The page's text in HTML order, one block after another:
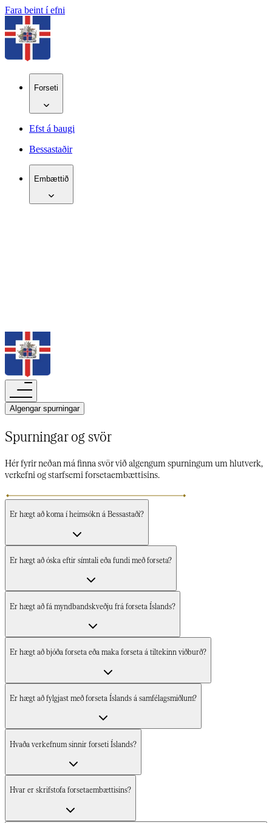
Fara beint í efni
Forseti
Efst á baugi
Bessastaðir
Embættið
Algengar spurningar​​​​‌ ‍ ​‍​‍‌‍ ‌ ​‍‌‍‍‌‌‍‌ ‌‍‍‌‌‍ ‍​‍​‍​ ‍‍​‍​‍‌ ​ ‌‍​‌‌‍ ‍‌‍‍‌‌ ‌​‌ ‍‌​‍ ‍‌‍‍‌‌‍ ​‍​‍​‍ ​​‍​‍‌‍‍​‌ ​‍‌‍‌‌‌‍‌‍​‍​‍​ ‍‍​‍​‍‌‍‍​‌ ‌​‌ ‌​‌ ​​‌ ​ ​‍ ​‍ ‌‍‌‍‌‍ ‌ ​‍‌ ​ ‌‍‌‌‌ ‌​‌‍‍‌​‍ ‌‌‍‍‌‌ ​ ‌‍ ​‌‍​‌‌‍ ‍‌‍‌​‌ ​ ​‍ ‍‌ ‌‍‌‍‌‌‌ ​‍‌‍​ ‌‍‌‌‌‍ ​​‍ ‍‌‍​‌‌ ​​‌ ​​​‍ ‌ ​ ‌ ‌​‌ ‌‌‌‍‌​‌‍‍‌‌‍ ​‍ ‌‍‍‌‌‍ ‍‌ ‌​‌‍‌‌‌‍ ‍‌ ‌​​‍ ‌‍‌‌‌‍‌​‌‍‍‌‌ ‌​​‍ ‌‍ ‌‌‍ ‌‍‌​‌‍‌‌​ ‌‌ ​​‌ ​‍‌‍‌‌‌ ​ ‌‍‌‌‌‍ ‍‌ ‌​‌‍​‌‌ ‌​‌‍‍‌‌‍ ‌‍ ‍​ ‍ ‌‍‍‌‌‍‌​​ ‌‌‍​‌​ ​‍‌‍​‌​ ‌​​ ‌‌​ ‍‌‌‍‌‍‌‍​‌​‍ ‌​ ​ ​ ‍​​ ​‍​ ​‌​‍ ‌​ ‌​​ ‍‌‌‍‌‌‌‍‌‌​‍ ‌‌‍​‌​ ​ ‌‍​‍‌‍​‍​‍ ‌​ ‌‍​ ‍‌​ ​‍​ ‍​‌‍​ ‌‍​‍​ ​‌‌‍‌​‌‍​ ​ ​​​ ‌​​ ‌‍​ ‍ ‌ ‌​‌ ‍‌‌ ​​‌‍‌‌​ ‌‌ ‌​‌‍​‌‌‍‌ ​ ‍ ‌ ​​‌‍​‌‌ ‌​‌‍‍​​ ‌‌ ‌​‌‍‍‌‌ ‌​‌‍ ​‌‍‌‌​ ‌‍​‍‌‍​‌‌ ​ ‌‍‌‌‌‌‌‌‌ ​‍‌‍ ​​ ‌‌‍‍​‌ ‌​‌ ‌​‌ ​​‌ ​ ​‍‌‌​ ​‍‌​‌‍​‍‌‌​ ​‍‌​‌‍‌‍‌‍‌‍ ‌ ​‍‌ ​ ‌‍‌‌‌ ‌​‌‍‍‌​‍ ‌‌‍‍‌‌ ​ ‌‍ ​‌‍​‌‌‍ ‍‌‍‌​‌ ​ ​‍ ‍‌ ‌‍‌‍‌‌‌ ​‍‌‍​ ‌‍‌‌‌‍ ​​‍ ‍‌‍​‌‌ ​​‌ ​​​‍‌‌​ ​‍‌​‌‍‌ ​ ‌ ‌​‌ ‌‌‌‍‌​‌‍‍‌‌‍ ​‍‌‍‌‍‍‌‌‍‌​​ ‌‌‍​‌​ ​‍‌‍​‌​ ‌​​ ‌‌​ ‍‌‌‍‌‍‌‍​‌​‍ ‌​ ​ ​ ‍​​ ​‍​ ​‌​‍ ‌​ ‌​​ ‍‌‌‍‌‌‌‍‌‌​‍ ‌‌‍​‌​ ​ ‌‍​‍‌‍​‍​‍ ‌​ ‌‍​ ‍‌​ ​‍​ ‍​‌‍​ ‌‍​‍​ ​‌‌‍‌​‌‍​ ​ ​​​ ‌​​ ‌‍​‍‌‍‌ ‌​‌ ‍‌‌ ​​‌‍‌‌​ ‌‌ ‌​‌‍​‌‌‍‌ ​‍‌‍‌ ​​‌‍​‌‌ ‌​‌‍‍​​ ‌‌ ‌​‌‍‍‌‌ ‌​‌‍ ​‌‍‌‌​‍‌‍‌ ​​‌‍‌‌‌ ​‍‌ ​ ‌ ​​‌‍‌‌‌‍​ ‌ ‌​‌‍‍‌‌ ‌‍‌‍‌‌​ ‌‌ ​​‌ ‌‌‌‍​‍‌‍ ​‌‍‍‌‌ ​ ‌‍‍​‌‍‌‌‌‍‌​​‍​‍‌ ‌
Spurningar og svör​​​​‌ ‍ ​‍​‍‌‍ ‌ ​‍‌‍‍‌‌‍‌ ‌‍‍‌‌‍ ‍​‍​‍​ ‍‍​‍​‍‌ ​ ‌‍​‌‌‍ ‍‌‍‍‌‌ ‌​‌ ‍‌​‍ ‍‌‍‍‌‌‍ ​‍​‍​‍ ​​‍​‍‌‍‍​‌ ​‍‌‍‌‌‌‍‌‍​‍​‍​ ‍‍​‍​‍‌‍‍​‌ ‌​‌ ‌​‌ ​​‌ ​ ​‍ ​‍ ‌‍‌‍‌‍ ‌ ​‍‌ ​ ‌‍‌‌‌ ‌​‌‍‍‌​‍ ‌‌‍‍‌‌ ​ ‌‍ ​‌‍​‌‌‍ ‍‌‍‌​‌ ​ ​‍ ‍‌ ‌‍‌‍‌‌‌ ​‍‌‍​ ‌‍‌‌‌‍ ​​‍ ‍‌‍​‌‌ ​​‌ ​​​‍ ‌ ​ ‌ ‌​‌ ‌‌‌‍‌​‌‍‍‌‌‍ ​‍ ‌‍‍‌‌‍ ‍‌ ‌​‌‍‌‌‌‍ ‍‌ ‌​​‍ ‌‍‌‌‌‍‌​‌‍‍‌‌ ‌​​‍ ‌‍ ‌‌‍ ‌‍‌​‌‍‌‌​ ‌‌ ​​‌ ​‍‌‍‌‌‌ ​ ‌‍‌‌‌‍ ‍‌ ‌​‌‍​‌‌ ‌​‌‍‍‌‌‍ ‌‍ ‍​ ‍ ‌‍‍‌‌‍‌​​ ‌‌‍​‍​ ​​‌‍‌‌​ ​‍‌‍​‌​ ‌​‌‍​‍​ ‌ ​‍ ‌‌‍​‌​ ‌ ‌‍​‍‌‍‌‍​‍ ‌​ ‌​​ ​ ‌‍​ ​ ​‌​‍ ‌​ ‍‌‌‍‌‌​ ​‍​ ‌ ​‍ ‌​ ​ ​ ‌‌​ ‍‌​ ‌‍‌‍​‍‌‍‌‌‌‍‌‍​ ‍‌‌‍‌​​ ​ ​ ​​​ ​ ​ ‍ ‌ ‌​‌ ‍‌‌ ​​‌‍‌‌​ ‌‌ ​​‌‍​‌‌‍‌ ‌‍‌‌​ ‍ ‌ ​​‌‍​‌‌ ‌​‌‍‍​​ ‌‌ ​​‌‍​‌‌‍‌ ‌‍‌‌‌​​‍‌ ‌‌‌‍‍‌‌‍ ​‌‍‌​‌‍‌‌‌ ​‍​‍‌‌​ ‌‌‌​​‍‌‌ ‌‍‍ ‌‍‌‌‌ ‍‌​‍‌‌​ ​ ‌​‌​​‍‌‌​ ​ ‌​‌​​‍‌‌​ ​‍​ ​‍‌‍​‍‌‍​ ‌‍‌‌‌‍‌‌‌‍‌‍‌‍​‍​ ​‌‌‍‌​‌‍‌‍​ ​​​ ‍‌​ ​​​‍‌‌​ ​‍​ ​‍​‍‌‌​ ‌‌‌​‌​​‍ ‍‌ ‌​‌‍‍‌‌ ‌​‌‍ ​‌‍‌‌​ ‌‍​‍‌‍​‌‌ ​ ‌‍‌‌‌‌‌‌‌ ​‍‌‍ ​​ ‌‌‍‍​‌ ‌​‌ ‌​‌ ​​‌ ​ ​‍‌‌​ ​‍‌​‌‍​‍‌‌​ ​‍‌​‌‍‌‍‌‍‌‍ ‌ ​‍‌ ​ ‌‍‌‌‌ ‌​‌‍‍‌​‍ ‌‌‍‍‌‌ ​ ‌‍ ​‌‍​‌‌‍ ‍‌‍‌​‌ ​ ​‍ ‍‌ ‌‍‌‍‌‌‌ ​‍‌‍​ ‌‍‌‌‌‍ ​​‍ ‍‌‍​‌‌ ​​‌ ​​​‍‌‌​ ​‍‌​‌‍‌ ​ ‌ ‌​‌ ‌‌‌‍‌​‌‍‍‌‌‍ ​‍‌‍‌‍‍‌‌‍‌​​ ‌‌‍​‍​ ​​‌‍‌‌​ ​‍‌‍​‌​ ‌​‌‍​‍​ ‌ ​‍ ‌‌‍​‌​ ‌ ‌‍​‍‌‍‌‍​‍ ‌​ ‌​​ ​ ‌‍​ ​ ​‌​‍ ‌​ ‍‌‌‍‌‌​ ​‍​ ‌ ​‍ ‌​ ​ ​ ‌‌​ ‍‌​ ‌‍‌‍​‍‌‍‌‌‌‍‌‍​ ‍‌‌‍‌​​ ​ ​ ​​​ ​ ​‍‌‍‌ ‌​‌ ‍‌‌ ​​‌‍‌‌​ ‌‌ ​​‌‍​‌‌‍‌ ‌‍‌‌​‍‌‍‌ ​​‌‍​‌‌ ‌​‌‍‍​​ ‌‌ ​​‌‍​‌‌‍‌ ‌‍‌‌‌​​‍‌ ‌‌‌‍‍‌‌‍ ​‌‍‌​‌‍‌‌‌ ​‍​‍‌‌​ ‌‌‌​​‍‌‌ ‌‍‍ ‌‍‌‌‌ ‍‌​‍‌‌​ ​ ‌​‌​​‍‌‌​ ​ ‌​‌​​‍‌‌​ ​‍​ ​‍‌‍​‍‌‍​ ‌‍‌‌‌‍‌‌‌‍‌‍‌‍​‍​ ​‌‌‍‌​‌‍‌‍​ ​​​ ‍‌​ ​​​‍‌‌​ ​‍​ ​‍​‍‌‌​ ‌‌‌​‌​​‍ ‍‌ ‌​‌‍‍‌‌ ‌​‌‍ ​‌‍‌‌​‍‌‍‌ ​​‌‍‌‌‌ ​‍‌ ​ ‌ ​​‌‍‌‌‌‍​ ‌ ‌​‌‍‍‌‌ ‌‍‌‍‌‌​ ‌‌ ​​‌ ‌‌‌‍​‍‌‍ ​‌‍‍‌‌ ​ ‌‍‍​‌‍‌‌‌‍‌​​‍​‍‌ ‌
Hér fyrir neðan má finna svör við algengum spurningum um hlutverk,
verkefni og starfsemi forsetaembættisins.​​​​‌ ‍ ​‍​‍‌‍ ‌ ​‍‌‍‍‌‌‍‌ ‌‍‍‌‌‍ ‍​‍​‍​ ‍‍​‍​‍‌ ​ ‌‍​‌‌‍ ‍‌‍‍‌‌ ‌​‌ ‍‌​‍ ‍‌‍‍‌‌‍ ​‍​‍​‍ ​​‍​‍‌‍‍​‌ ​‍‌‍‌‌‌‍‌‍​‍​‍​ ‍‍​‍​‍‌‍‍​‌ ‌​‌ ‌​‌ ​​‌ ​ ​‍ ​‍ ‌‍‌‍‌‍ ‌ ​‍‌ ​ ‌‍‌‌‌ ‌​‌‍‍‌​‍ ‌‌‍‍‌‌ ​ ‌‍ ​‌‍​‌‌‍ ‍‌‍‌​‌ ​ ​‍ ‍‌ ‌‍‌‍‌‌‌ ​‍‌‍​ ‌‍‌‌‌‍ ​​‍ ‍‌‍​‌‌ ​​‌ ​​​‍ ‌ ​ ‌ ‌​‌ ‌‌‌‍‌​‌‍‍‌‌‍ ​‍ ‌‍‍‌‌‍ ‍‌ ‌​‌‍‌‌‌‍ ‍‌ ‌​​‍ ‌‍‌‌‌‍‌​‌‍‍‌‌ ‌​​‍ ‌‍ ‌‌‍ ‌‍‌​‌‍‌‌​ ‌‌ ​​‌ ​‍‌‍‌‌‌ ​ ‌‍‌‌‌‍ ‍‌ ‌​‌‍​‌‌ ‌​‌‍‍‌‌‍ ‌‍ ‍​ ‍ ‌‍‍‌‌‍‌​​ ‌‌‍​‍​ ​​‌‍‌‌​ ​‍‌‍​‌​ ‌​‌‍​‍​ ‌ ​‍ ‌‌‍​‌​ ‌ ‌‍​‍‌‍‌‍​‍ ‌​ ‌​​ ​ ‌‍​ ​ ​‌​‍ ‌​ ‍‌‌‍‌‌​ ​‍​ ‌ ​‍ ‌​ ​ ​ ‌‌​ ‍‌​ ‌‍‌‍​‍‌‍‌‌‌‍‌‍​ ‍‌‌‍‌​​ ​ ​ ​​​ ​ ​ ‍ ‌ ‌​‌ ‍‌‌ ​​‌‍‌‌​ ‌‌ ​​‌‍​‌‌‍‌ ‌‍‌‌​ ‍ ‌ ​​‌‍​‌‌ ‌​‌‍‍​​ ‌‌ ​​‌‍​‌‌‍‌ ‌‍‌‌‌​​‍‌ ‌‌‌‍‍‌‌‍ ​‌‍‌​‌‍‌‌‌ ​‍​‍‌‌​ ‌‌‌​​‍‌‌ ‌‍‍ ‌‍‌‌‌ ‍‌​‍‌‌​ ​ ‌​‌​​‍‌‌​ ​ ‌​‌​​‍‌‌​ ​‍​ ​‍‌‍​‍‌‍​ ‌‍‌‌‌‍‌‌‌‍‌‍‌‍​‍​ ​‌‌‍‌​‌‍‌‍​ ​​​ ‍‌​ ​​​‍‌‌​ ​‍​ ​‍​‍‌‌​ ‌‌‌​‌​​‍ ‍‌‍‌​‌‍‌‌‌ ​ ‌‍​ ‌ ​‍‌‍‍‌‌ ​​‌ ‌​‌‍‍‌‌‍ ‌‍ ‍​ ‌‍​‍‌‍​‌‌ ​ ‌‍‌‌‌‌‌‌‌ ​‍‌‍ ​​ ‌‌‍‍​‌ ‌​‌ ‌​‌ ​​‌ ​ ​‍‌‌​ ​‍‌​‌‍​‍‌‌​ ​‍‌​‌‍‌‍‌‍‌‍ ‌ ​‍‌ ​ ‌‍‌‌‌ ‌​‌‍‍‌​‍ ‌‌‍‍‌‌ ​ ‌‍ ​‌‍​‌‌‍ ‍‌‍‌​‌ ​ ​‍ ‍‌ ‌‍‌‍‌‌‌ ​‍‌‍​ ‌‍‌‌‌‍ ​​‍ ‍‌‍​‌‌ ​​‌ ​​​‍‌‌​ ​‍‌​‌‍‌ ​ ‌ ‌​‌ ‌‌‌‍‌​‌‍‍‌‌‍ ​‍‌‍‌‍‍‌‌‍‌​​ ‌‌‍​‍​ ​​‌‍‌‌​ ​‍‌‍​‌​ ‌​‌‍​‍​ ‌ ​‍ ‌‌‍​‌​ ‌ ‌‍​‍‌‍‌‍​‍ ‌​ ‌​​ ​ ‌‍​ ​ ​‌​‍ ‌​ ‍‌‌‍‌‌​ ​‍​ ‌ ​‍ ‌​ ​ ​ ‌‌​ ‍‌​ ‌‍‌‍​‍‌‍‌‌‌‍‌‍​ ‍‌‌‍‌​​ ​ ​ ​​​ ​ ​‍‌‍‌ ‌​‌ ‍‌‌ ​​‌‍‌‌​ ‌‌ ​​‌‍​‌‌‍‌ ‌‍‌‌​‍‌‍‌ ​​‌‍​‌‌ ‌​‌‍‍​​ ‌‌ ​​‌‍​‌‌‍‌ ‌‍‌‌‌​​‍‌ ‌‌‌‍‍‌‌‍ ​‌‍‌​‌‍‌‌‌ ​‍​‍‌‌​ ‌‌‌​​‍‌‌ ‌‍‍ ‌‍‌‌‌ ‍‌​‍‌‌​ ​ ‌​‌​​‍‌‌​ ​ ‌​‌​​‍‌‌​ ​‍​ ​‍‌‍​‍‌‍​ ‌‍‌‌‌‍‌‌‌‍‌‍‌‍​‍​ ​‌‌‍‌​‌‍‌‍​ ​​​ ‍‌​ ​​​‍‌‌​ ​‍​ ​‍​‍‌‌​ ‌‌‌​‌​​‍ ‍‌‍‌​‌‍‌‌‌ ​ ‌‍​ ‌ ​‍‌‍‍‌‌ ​​‌ ‌​‌‍‍‌‌‍ ‌‍ ‍​‍‌‍‌ ​​‌‍‌‌‌ ​‍‌ ​ ‌ ​​‌‍‌‌‌‍​ ‌ ‌​‌‍‍‌‌ ‌‍‌‍‌‌​ ‌‌ ​​‌ ‌‌‌‍​‍‌‍ ​‌‍‍‌‌ ​ ‌‍‍​‌‍‌‌‌‍‌​​‍​‍‌ ‌
Er hægt að koma í heimsókn á Bessastaði?​​​​‌ ‍ ​‍​‍‌‍ ‌ ​‍‌‍‍‌‌‍‌ ‌‍‍‌‌‍ ‍​‍​‍​ ‍‍​‍​‍‌ ​ ‌‍​‌‌‍ ‍‌‍‍‌‌ ‌​‌ ‍‌​‍ ‍‌‍‍‌‌‍ ​‍​‍​‍ ​​‍​‍‌‍‍​‌ ​‍‌‍‌‌‌‍‌‍​‍​‍​ ‍‍​‍​‍‌‍‍​‌ ‌​‌ ‌​‌ ​​‌ ​ ​‍ ​‍ ‌‍‌‍‌‍ ‌ ​‍‌ ​ ‌‍‌‌‌ ‌​‌‍‍‌​‍ ‌‌‍‍‌‌ ​ ‌‍ ​‌‍​‌‌‍ ‍‌‍‌​‌ ​ ​‍ ‍‌ ‌‍‌‍‌‌‌ ​‍‌‍​ ‌‍‌‌‌‍ ​​‍ ‍‌‍​‌‌ ​​‌ ​​​‍ ‌ ​ ‌ ‌​‌ ‌‌‌‍‌​‌‍‍‌‌‍ ​‍ ‌‍‍‌‌‍ ‍‌ ‌​‌‍‌‌‌‍ ‍‌ ‌​​‍ ‌‍‌‌‌‍‌​‌‍‍‌‌ ‌​​‍ ‌‍ ‌‌‍ ‌‍‌​‌‍‌‌​ ‌‌ ​​‌ ​‍‌‍‌‌‌ ​ ‌‍‌‌‌‍ ‍‌ ‌​‌‍​‌‌ ‌​‌‍‍‌‌‍ ‌‍ ‍​ ‍ ‌‍‍‌‌‍‌​​ ‌‌‍​‍​ ​​‌‍‌‌​ ​‍‌‍​‌​ ‌​‌‍​‍​ ‌ ​‍ ‌‌‍​‌​ ‌ ‌‍​‍‌‍‌‍​‍ ‌​ ‌​​ ​ ‌‍​ ​ ​‌​‍ ‌​ ‍‌‌‍‌‌​ ​‍​ ‌ ​‍ ‌​ ​ ​ ‌‌​ ‍‌​ ‌‍‌‍​‍‌‍‌‌‌‍‌‍​ ‍‌‌‍‌​​ ​ ​ ​​​ ​ ​ ‍ ‌ ‌​‌ ‍‌‌ ​​‌‍‌‌​ ‌‌ ​​‌‍​‌‌‍‌ ‌‍‌‌​ ‍ ‌ ​​‌‍​‌‌ ‌​‌‍‍​​ ‌‌ ​​‌‍​‌‌‍‌ ‌‍‌‌‌​​‍‌ ‌‌‌‍‍‌‌‍ ​‌‍‌​‌‍‌‌‌ ​‍​‍‌‌​ ‌‌‌​​‍‌‌ ‌‍‍ ‌‍‌‌‌ ‍‌​‍‌‌​ ​ ‌​‌​​‍‌‌​ ​ ‌​‌​​‍‌‌​ ​‍​ ​‍​ ​​​ ‌‍​ ‌‌​ ‌‌‌‍‌​‌‍‌‌‌‍‌‍​ ​​​ ​​​ ‌‌​ ​‌‌‍‌‍​‍‌‌​ ​‍​ ​‍​‍‌‌​ ‌‌‌​‌​​‍ ‍‌ ​‌‌ ‌‌‌‍‌‌‌ ​ ‌ ‌​‌‍‍‌‌‍ ‌‍ ‍‌ ​ ​‍‌‌​ ‌‌‌​​‍‌‌ ‌‍‍ ‌‍‌‌‌ ‍‌​‍‌‌​ ​ ‌​‌​​‍‌‌​ ​ ‌​‌​​‍‌‌​ ​‍​ ​‍‌‍​‍​ ‍‌‌‍​ ​ ‌‍​ ​‌‌‍​ ‌‍‌‍​ ‍​​ ‍​‌‍​‍‌‍‌​‌‍​‍​‍‌‌​ ​‍​ ​‍​‍‌‌​ ‌‌‌​‌​​‍ ‍‌ ​‌‌ ‌‌‌‍‌‌‌ ​ ‌ ‌​‌‍‍‌‌‍ ‌‍ ‍​ ‌‍​‍‌‍​‌‌ ​ ‌‍‌‌‌‌‌‌‌ ​‍‌‍ ​​ ‌‌‍‍​‌ ‌​‌ ‌​‌ ​​‌ ​ ​‍‌‌​ ​‍‌​‌‍​‍‌‌​ ​‍‌​‌‍‌‍‌‍‌‍ ‌ ​‍‌ ​ ‌‍‌‌‌ ‌​‌‍‍‌​‍ ‌‌‍‍‌‌ ​ ‌‍ ​‌‍​‌‌‍ ‍‌‍‌​‌ ​ ​‍ ‍‌ ‌‍‌‍‌‌‌ ​‍‌‍​ ‌‍‌‌‌‍ ​​‍ ‍‌‍​‌‌ ​​‌ ​​​‍‌‌​ ​‍‌​‌‍‌ ​ ‌ ‌​‌ ‌‌‌‍‌​‌‍‍‌‌‍ ​‍‌‍‌‍‍‌‌‍‌​​ ‌‌‍​‍​ ​​‌‍‌‌​ ​‍‌‍​‌​ ‌​‌‍​‍​ ‌ ​‍ ‌‌‍​‌​ ‌ ‌‍​‍‌‍‌‍​‍ ‌​ ‌​​ ​ ‌‍​ ​ ​‌​‍ ‌​ ‍‌‌‍‌‌​ ​‍​ ‌ ​‍ ‌​ ​ ​ ‌‌​ ‍‌​ ‌‍‌‍​‍‌‍‌‌‌‍‌‍​ ‍‌‌‍‌​​ ​ ​ ​​​ ​ ​‍‌‍‌ ‌​‌ ‍‌‌ ​​‌‍‌‌​ ‌‌ ​​‌‍​‌‌‍‌ ‌‍‌‌​‍‌‍‌ ​​‌‍​‌‌ ‌​‌‍‍​​ ‌‌ ​​‌‍​‌‌‍‌ ‌‍‌‌‌​​‍‌ ‌‌‌‍‍‌‌‍ ​‌‍‌​‌‍‌‌‌ ​‍​‍‌‌​ ‌‌‌​​‍‌‌ ‌‍‍ ‌‍‌‌‌ ‍‌​‍‌‌​ ​ ‌​‌​​‍‌‌​ ​ ‌​‌​​‍‌‌​ ​‍​ ​‍​ ​​​ ‌‍​ ‌‌​ ‌‌‌‍‌​‌‍‌‌‌‍‌‍​ ​​​ ​​​ ‌‌​ ​‌‌‍‌‍​‍‌‌​ ​‍​ ​‍​‍‌‌​ ‌‌‌​‌​​‍ ‍‌ ​‌‌ ‌‌‌‍‌‌‌ ​ ‌ ‌​‌‍‍‌‌‍ ‌‍ ‍‌ ​ ​‍‌‌​ ‌‌‌​​‍‌‌ ‌‍‍ ‌‍‌‌‌ ‍‌​‍‌‌​ ​ ‌​‌​​‍‌‌​ ​ ‌​‌​​‍‌‌​ ​‍​ ​‍‌‍​‍​ ‍‌‌‍​ ​ ‌‍​ ​‌‌‍​ ‌‍‌‍​ ‍​​ ‍​‌‍​‍‌‍‌​‌‍​‍​‍‌‌​ ​‍​ ​‍​‍‌‌​ ‌‌‌​‌​​‍ ‍‌ ​‌‌ ‌‌‌‍‌‌‌ ​ ‌ ‌​‌‍‍‌‌‍ ‌‍ ‍​‍‌‍‌ ​​‌‍‌‌‌ ​‍‌ ​ ‌ ​​‌‍‌‌‌‍​ ‌ ‌​‌‍‍‌‌ ‌‍‌‍‌‌​ ‌‌ ​​‌ ‌‌‌‍​‍‌‍ ​‌‍‍‌‌ ​ ‌‍‍​‌‍‌‌‌‍‌​​‍​‍‌ ‌
Er hægt að óska eftir símtali eða fundi með forseta?​​​​‌ ‍ ​‍​‍‌‍ ‌ ​‍‌‍‍‌‌‍‌ ‌‍‍‌‌‍ ‍​‍​‍​ ‍‍​‍​‍‌ ​ ‌‍​‌‌‍ ‍‌‍‍‌‌ ‌​‌ ‍‌​‍ ‍‌‍‍‌‌‍ ​‍​‍​‍ ​​‍​‍‌‍‍​‌ ​‍‌‍‌‌‌‍‌‍​‍​‍​ ‍‍​‍​‍‌‍‍​‌ ‌​‌ ‌​‌ ​​‌ ​ ​‍ ​‍ ‌‍‌‍‌‍ ‌ ​‍‌ ​ ‌‍‌‌‌ ‌​‌‍‍‌​‍ ‌‌‍‍‌‌ ​ ‌‍ ​‌‍​‌‌‍ ‍‌‍‌​‌ ​ ​‍ ‍‌ ‌‍‌‍‌‌‌ ​‍‌‍​ ‌‍‌‌‌‍ ​​‍ ‍‌‍​‌‌ ​​‌ ​​​‍ ‌ ​ ‌ ‌​‌ ‌‌‌‍‌​‌‍‍‌‌‍ ​‍ ‌‍‍‌‌‍ ‍‌ ‌​‌‍‌‌‌‍ ‍‌ ‌​​‍ ‌‍‌‌‌‍‌​‌‍‍‌‌ ‌​​‍ ‌‍ ‌‌‍ ‌‍‌​‌‍‌‌​ ‌‌ ​​‌ ​‍‌‍‌‌‌ ​ ‌‍‌‌‌‍ ‍‌ ‌​‌‍​‌‌ ‌​‌‍‍‌‌‍ ‌‍ ‍​ ‍ ‌‍‍‌‌‍‌​​ ‌‌‍​‍​ ​​‌‍‌‌​ ​‍‌‍​‌​ ‌​‌‍​‍​ ‌ ​‍ ‌‌‍​‌​ ‌ ‌‍​‍‌‍‌‍​‍ ‌​ ‌​​ ​ ‌‍​ ​ ​‌​‍ ‌​ ‍‌‌‍‌‌​ ​‍​ ‌ ​‍ ‌​ ​ ​ ‌‌​ ‍‌​ ‌‍‌‍​‍‌‍‌‌‌‍‌‍​ ‍‌‌‍‌​​ ​ ​ ​​​ ​ ​ ‍ ‌ ‌​‌ ‍‌‌ ​​‌‍‌‌​ ‌‌ ​​‌‍​‌‌‍‌ ‌‍‌‌​ ‍ ‌ ​​‌‍​‌‌ ‌​‌‍‍​​ ‌‌ ​​‌‍​‌‌‍‌ ‌‍‌‌‌​​‍‌ ‌‌‌‍‍‌‌‍ ​‌‍‌​‌‍‌‌‌ ​‍​‍‌‌​ ‌‌‌​​‍‌‌ ‌‍‍ ‌‍‌‌‌ ‍‌​‍‌‌​ ​ ‌​‌​​‍‌‌​ ​ ‌​‌​​‍‌‌​ ​‍​ ​‍​ ​​​ ‌‍​ ‌‌​ ‌‌‌‍‌​‌‍‌‌‌‍‌‍​ ​​​ ​​​ ‌‌​ ​‌‌‍‌‍​‍‌‌​ ​‍​ ​‍​‍‌‌​ ‌‌‌​‌​​‍ ‍‌ ​‌‌ ‌‌‌‍‌‌‌ ​ ‌ ‌​‌‍‍‌‌‍ ‌‍ ‍‌ ​ ​‍‌‌​ ‌‌‌​​‍‌‌ ‌‍‍ ‌‍‌‌‌ ‍‌​‍‌‌​ ​ ‌​‌​​‍‌‌​ ​ ‌​‌​​‍‌‌​ ​‍​ ​‍‌‍‌​​ ‍​‌‍​ ​ ​‍‌‍‌‌‌‍​‌​ ​ ​ ‍‌​ ​‌​ ​‌‌‍​‌​ ‍‌​‍‌‌​ ​‍​ ​‍​‍‌‌​ ‌‌‌​‌​​‍ ‍‌ ​‌‌ ‌‌‌‍‌‌‌ ​ ‌ ‌​‌‍‍‌‌‍ ‌‍ ‍​ ‌‍​‍‌‍​‌‌ ​ ‌‍‌‌‌‌‌‌‌ ​‍‌‍ ​​ ‌‌‍‍​‌ ‌​‌ ‌​‌ ​​‌ ​ ​‍‌‌​ ​‍‌​‌‍​‍‌‌​ ​‍‌​‌‍‌‍‌‍‌‍ ‌ ​‍‌ ​ ‌‍‌‌‌ ‌​‌‍‍‌​‍ ‌‌‍‍‌‌ ​ ‌‍ ​‌‍​‌‌‍ ‍‌‍‌​‌ ​ ​‍ ‍‌ ‌‍‌‍‌‌‌ ​‍‌‍​ ‌‍‌‌‌‍ ​​‍ ‍‌‍​‌‌ ​​‌ ​​​‍‌‌​ ​‍‌​‌‍‌ ​ ‌ ‌​‌ ‌‌‌‍‌​‌‍‍‌‌‍ ​‍‌‍‌‍‍‌‌‍‌​​ ‌‌‍​‍​ ​​‌‍‌‌​ ​‍‌‍​‌​ ‌​‌‍​‍​ ‌ ​‍ ‌‌‍​‌​ ‌ ‌‍​‍‌‍‌‍​‍ ‌​ ‌​​ ​ ‌‍​ ​ ​‌​‍ ‌​ ‍‌‌‍‌‌​ ​‍​ ‌ ​‍ ‌​ ​ ​ ‌‌​ ‍‌​ ‌‍‌‍​‍‌‍‌‌‌‍‌‍​ ‍‌‌‍‌​​ ​ ​ ​​​ ​ ​‍‌‍‌ ‌​‌ ‍‌‌ ​​‌‍‌‌​ ‌‌ ​​‌‍​‌‌‍‌ ‌‍‌‌​‍‌‍‌ ​​‌‍​‌‌ ‌​‌‍‍​​ ‌‌ ​​‌‍​‌‌‍‌ ‌‍‌‌‌​​‍‌ ‌‌‌‍‍‌‌‍ ​‌‍‌​‌‍‌‌‌ ​‍​‍‌‌​ ‌‌‌​​‍‌‌ ‌‍‍ ‌‍‌‌‌ ‍‌​‍‌‌​ ​ ‌​‌​​‍‌‌​ ​ ‌​‌​​‍‌‌​ ​‍​ ​‍​ ​​​ ‌‍​ ‌‌​ ‌‌‌‍‌​‌‍‌‌‌‍‌‍​ ​​​ ​​​ ‌‌​ ​‌‌‍‌‍​‍‌‌​ ​‍​ ​‍​‍‌‌​ ‌‌‌​‌​​‍ ‍‌ ​‌‌ ‌‌‌‍‌‌‌ ​ ‌ ‌​‌‍‍‌‌‍ ‌‍ ‍‌ ​ ​‍‌‌​ ‌‌‌​​‍‌‌ ‌‍‍ ‌‍‌‌‌ ‍‌​‍‌‌​ ​ ‌​‌​​‍‌‌​ ​ ‌​‌​​‍‌‌​ ​‍​ ​‍‌‍‌​​ ‍​‌‍​ ​ ​‍‌‍‌‌‌‍​‌​ ​ ​ ‍‌​ ​‌​ ​‌‌‍​‌​ ‍‌​‍‌‌​ ​‍​ ​‍​‍‌‌​ ‌‌‌​‌​​‍ ‍‌ ​‌‌ ‌‌‌‍‌‌‌ ​ ‌ ‌​‌‍‍‌‌‍ ‌‍ ‍​‍‌‍‌ ​​‌‍‌‌‌ ​‍‌ ​ ‌ ​​‌‍‌‌‌‍​ ‌ ‌​‌‍‍‌‌ ‌‍‌‍‌‌​ ‌‌ ​​‌ ‌‌‌‍​‍‌‍ ​‌‍‍‌‌ ​ ‌‍‍​‌‍‌‌‌‍‌​​‍​‍‌ ‌
Er hægt að fá myndbandskveðju frá forseta Íslands?​​​​‌ ‍ ​‍​‍‌‍ ‌ ​‍‌‍‍‌‌‍‌ ‌‍‍‌‌‍ ‍​‍​‍​ ‍‍​‍​‍‌ ​ ‌‍​‌‌‍ ‍‌‍‍‌‌ ‌​‌ ‍‌​‍ ‍‌‍‍‌‌‍ ​‍​‍​‍ ​​‍​‍‌‍‍​‌ ​‍‌‍‌‌‌‍‌‍​‍​‍​ ‍‍​‍​‍‌‍‍​‌ ‌​‌ ‌​‌ ​​‌ ​ ​‍ ​‍ ‌‍‌‍‌‍ ‌ ​‍‌ ​ ‌‍‌‌‌ ‌​‌‍‍‌​‍ ‌‌‍‍‌‌ ​ ‌‍ ​‌‍​‌‌‍ ‍‌‍‌​‌ ​ ​‍ ‍‌ ‌‍‌‍‌‌‌ ​‍‌‍​ ‌‍‌‌‌‍ ​​‍ ‍‌‍​‌‌ ​​‌ ​​​‍ ‌ ​ ‌ ‌​‌ ‌‌‌‍‌​‌‍‍‌‌‍ ​‍ ‌‍‍‌‌‍ ‍‌ ‌​‌‍‌‌‌‍ ‍‌ ‌​​‍ ‌‍‌‌‌‍‌​‌‍‍‌‌ ‌​​‍ ‌‍ ‌‌‍ ‌‍‌​‌‍‌‌​ ‌‌ ​​‌ ​‍‌‍‌‌‌ ​ ‌‍‌‌‌‍ ‍‌ ‌​‌‍​‌‌ ‌​‌‍‍‌‌‍ ‌‍ ‍​ ‍ ‌‍‍‌‌‍‌​​ ‌‌‍​‍​ ​​‌‍‌‌​ ​‍‌‍​‌​ ‌​‌‍​‍​ ‌ ​‍ ‌‌‍​‌​ ‌ ‌‍​‍‌‍‌‍​‍ ‌​ ‌​​ ​ ‌‍​ ​ ​‌​‍ ‌​ ‍‌‌‍‌‌​ ​‍​ ‌ ​‍ ‌​ ​ ​ ‌‌​ ‍‌​ ‌‍‌‍​‍‌‍‌‌‌‍‌‍​ ‍‌‌‍‌​​ ​ ​ ​​​ ​ ​ ‍ ‌ ‌​‌ ‍‌‌ ​​‌‍‌‌​ ‌‌ ​​‌‍​‌‌‍‌ ‌‍‌‌​ ‍ ‌ ​​‌‍​‌‌ ‌​‌‍‍​​ ‌‌ ​​‌‍​‌‌‍‌ ‌‍‌‌‌​​‍‌ ‌‌‌‍‍‌‌‍ ​‌‍‌​‌‍‌‌‌ ​‍​‍‌‌​ ‌‌‌​​‍‌‌ ‌‍‍ ‌‍‌‌‌ ‍‌​‍‌‌​ ​ ‌​‌​​‍‌‌​ ​ ‌​‌​​‍‌‌​ ​‍​ ​‍​ ​​​ ‌‍​ ‌‌​ ‌‌‌‍‌​‌‍‌‌‌‍‌‍​ ​​​ ​​​ ‌‌​ ​‌‌‍‌‍​‍‌‌​ ​‍​ ​‍​‍‌‌​ ‌‌‌​‌​​‍ ‍‌ ​‌‌ ‌‌‌‍‌‌‌ ​ ‌ ‌​‌‍‍‌‌‍ ‌‍ ‍‌ ​ ​‍‌‌​ ‌‌‌​​‍‌‌ ‌‍‍ ‌‍‌‌‌ ‍‌​‍‌‌​ ​ ‌​‌​​‍‌‌​ ​ ‌​‌​​‍‌‌​ ​‍​ ​‍​ ​‍​ ‌​​ ‌‍​ ‌‌​ ‍‌​ ​​​ ​‌​ ‌ ‌‍​ ‌‍​ ​ ‌‍​ ‌ ​‍‌‌​ ​‍​ ​‍​‍‌‌​ ‌‌‌​‌​​‍ ‍‌ ​‌‌ ‌‌‌‍‌‌‌ ​ ‌ ‌​‌‍‍‌‌‍ ‌‍ ‍​ ‌‍​‍‌‍​‌‌ ​ ‌‍‌‌‌‌‌‌‌ ​‍‌‍ ​​ ‌‌‍‍​‌ ‌​‌ ‌​‌ ​​‌ ​ ​‍‌‌​ ​‍‌​‌‍​‍‌‌​ ​‍‌​‌‍‌‍‌‍‌‍ ‌ ​‍‌ ​ ‌‍‌‌‌ ‌​‌‍‍‌​‍ ‌‌‍‍‌‌ ​ ‌‍ ​‌‍​‌‌‍ ‍‌‍‌​‌ ​ ​‍ ‍‌ ‌‍‌‍‌‌‌ ​‍‌‍​ ‌‍‌‌‌‍ ​​‍ ‍‌‍​‌‌ ​​‌ ​​​‍‌‌​ ​‍‌​‌‍‌ ​ ‌ ‌​‌ ‌‌‌‍‌​‌‍‍‌‌‍ ​‍‌‍‌‍‍‌‌‍‌​​ ‌‌‍​‍​ ​​‌‍‌‌​ ​‍‌‍​‌​ ‌​‌‍​‍​ ‌ ​‍ ‌‌‍​‌​ ‌ ‌‍​‍‌‍‌‍​‍ ‌​ ‌​​ ​ ‌‍​ ​ ​‌​‍ ‌​ ‍‌‌‍‌‌​ ​‍​ ‌ ​‍ ‌​ ​ ​ ‌‌​ ‍‌​ ‌‍‌‍​‍‌‍‌‌‌‍‌‍​ ‍‌‌‍‌​​ ​ ​ ​​​ ​ ​‍‌‍‌ ‌​‌ ‍‌‌ ​​‌‍‌‌​ ‌‌ ​​‌‍​‌‌‍‌ ‌‍‌‌​‍‌‍‌ ​​‌‍​‌‌ ‌​‌‍‍​​ ‌‌ ​​‌‍​‌‌‍‌ ‌‍‌‌‌​​‍‌ ‌‌‌‍‍‌‌‍ ​‌‍‌​‌‍‌‌‌ ​‍​‍‌‌​ ‌‌‌​​‍‌‌ ‌‍‍ ‌‍‌‌‌ ‍‌​‍‌‌​ ​ ‌​‌​​‍‌‌​ ​ ‌​‌​​‍‌‌​ ​‍​ ​‍​ ​​​ ‌‍​ ‌‌​ ‌‌‌‍‌​‌‍‌‌‌‍‌‍​ ​​​ ​​​ ‌‌​ ​‌‌‍‌‍​‍‌‌​ ​‍​ ​‍​‍‌‌​ ‌‌‌​‌​​‍ ‍‌ ​‌‌ ‌‌‌‍‌‌‌ ​ ‌ ‌​‌‍‍‌‌‍ ‌‍ ‍‌ ​ ​‍‌‌​ ‌‌‌​​‍‌‌ ‌‍‍ ‌‍‌‌‌ ‍‌​‍‌‌​ ​ ‌​‌​​‍‌‌​ ​ ‌​‌​​‍‌‌​ ​‍​ ​‍​ ​‍​ ‌​​ ‌‍​ ‌‌​ ‍‌​ ​​​ ​‌​ ‌ ‌‍​ ‌‍​ ​ ‌‍​ ‌ ​‍‌‌​ ​‍​ ​‍​‍‌‌​ ‌‌‌​‌​​‍ ‍‌ ​‌‌ ‌‌‌‍‌‌‌ ​ ‌ ‌​‌‍‍‌‌‍ ‌‍ ‍​‍‌‍‌ ​​‌‍‌‌‌ ​‍‌ ​ ‌ ​​‌‍‌‌‌‍​ ‌ ‌​‌‍‍‌‌ ‌‍‌‍‌‌​ ‌‌ ​​‌ ‌‌‌‍​‍‌‍ ​‌‍‍‌‌ ​ ‌‍‍​‌‍‌‌‌‍‌​​‍​‍‌ ‌
Er hægt að bjóða forseta eða maka forseta á tiltekinn viðburð?​​​​‌ ‍ ​‍​‍‌‍ ‌ ​‍‌‍‍‌‌‍‌ ‌‍‍‌‌‍ ‍​‍​‍​ ‍‍​‍​‍‌ ​ ‌‍​‌‌‍ ‍‌‍‍‌‌ ‌​‌ ‍‌​‍ ‍‌‍‍‌‌‍ ​‍​‍​‍ ​​‍​‍‌‍‍​‌ ​‍‌‍‌‌‌‍‌‍​‍​‍​ ‍‍​‍​‍‌‍‍​‌ ‌​‌ ‌​‌ ​​‌ ​ ​‍ ​‍ ‌‍‌‍‌‍ ‌ ​‍‌ ​ ‌‍‌‌‌ ‌​‌‍‍‌​‍ ‌‌‍‍‌‌ ​ ‌‍ ​‌‍​‌‌‍ ‍‌‍‌​‌ ​ ​‍ ‍‌ ‌‍‌‍‌‌‌ ​‍‌‍​ ‌‍‌‌‌‍ ​​‍ ‍‌‍​‌‌ ​​‌ ​​​‍ ‌ ​ ‌ ‌​‌ ‌‌‌‍‌​‌‍‍‌‌‍ ​‍ ‌‍‍‌‌‍ ‍‌ ‌​‌‍‌‌‌‍ ‍‌ ‌​​‍ ‌‍‌‌‌‍‌​‌‍‍‌‌ ‌​​‍ ‌‍ ‌‌‍ ‌‍‌​‌‍‌‌​ ‌‌ ​​‌ ​‍‌‍‌‌‌ ​ ‌‍‌‌‌‍ ‍‌ ‌​‌‍​‌‌ ‌​‌‍‍‌‌‍ ‌‍ ‍​ ‍ ‌‍‍‌‌‍‌​​ ‌‌‍​‍​ ​​‌‍‌‌​ ​‍‌‍​‌​ ‌​‌‍​‍​ ‌ ​‍ ‌‌‍​‌​ ‌ ‌‍​‍‌‍‌‍​‍ ‌​ ‌​​ ​ ‌‍​ ​ ​‌​‍ ‌​ ‍‌‌‍‌‌​ ​‍​ ‌ ​‍ ‌​ ​ ​ ‌‌​ ‍‌​ ‌‍‌‍​‍‌‍‌‌‌‍‌‍​ ‍‌‌‍‌​​ ​ ​ ​​​ ​ ​ ‍ ‌ ‌​‌ ‍‌‌ ​​‌‍‌‌​ ‌‌ ​​‌‍​‌‌‍‌ ‌‍‌‌​ ‍ ‌ ​​‌‍​‌‌ ‌​‌‍‍​​ ‌‌ ​​‌‍​‌‌‍‌ ‌‍‌‌‌​​‍‌ ‌‌‌‍‍‌‌‍ ​‌‍‌​‌‍‌‌‌ ​‍​‍‌‌​ ‌‌‌​​‍‌‌ ‌‍‍ ‌‍‌‌‌ ‍‌​‍‌‌​ ​ ‌​‌​​‍‌‌​ ​ ‌​‌​​‍‌‌​ ​‍​ ​‍​ ​​​ ‌‍​ ‌‌​ ‌‌‌‍‌​‌‍‌‌‌‍‌‍​ ​​​ ​​​ ‌‌​ ​‌‌‍‌‍​‍‌‌​ ​‍​ ​‍​‍‌‌​ ‌‌‌​‌​​‍ ‍‌ ​‌‌ ‌‌‌‍‌‌‌ ​ ‌ ‌​‌‍‍‌‌‍ ‌‍ ‍‌ ​ ​‍‌‌​ ‌‌‌​​‍‌‌ ‌‍‍ ‌‍‌‌‌ ‍‌​‍‌‌​ ​ ‌​‌​​‍‌‌​ ​ ‌​‌​​‍‌‌​ ​‍​ ​‍​ ​ ​ ​‌‌‍‌‍‌‍‌‍​ ‌​​ ‌ ‌‍​ ​ ​​​ ‌‍‌‍​ ‌‍​‍‌‍​ ​‍‌‌​ ​‍​ ​‍​‍‌‌​ ‌‌‌​‌​​‍ ‍‌ ​‌‌ ‌‌‌‍‌‌‌ ​ ‌ ‌​‌‍‍‌‌‍ ‌‍ ‍​ ‌‍​‍‌‍​‌‌ ​ ‌‍‌‌‌‌‌‌‌ ​‍‌‍ ​​ ‌‌‍‍​‌ ‌​‌ ‌​‌ ​​‌ ​ ​‍‌‌​ ​‍‌​‌‍​‍‌‌​ ​‍‌​‌‍‌‍‌‍‌‍ ‌ ​‍‌ ​ ‌‍‌‌‌ ‌​‌‍‍‌​‍ ‌‌‍‍‌‌ ​ ‌‍ ​‌‍​‌‌‍ ‍‌‍‌​‌ ​ ​‍ ‍‌ ‌‍‌‍‌‌‌ ​‍‌‍​ ‌‍‌‌‌‍ ​​‍ ‍‌‍​‌‌ ​​‌ ​​​‍‌‌​ ​‍‌​‌‍‌ ​ ‌ ‌​‌ ‌‌‌‍‌​‌‍‍‌‌‍ ​‍‌‍‌‍‍‌‌‍‌​​ ‌‌‍​‍​ ​​‌‍‌‌​ ​‍‌‍​‌​ ‌​‌‍​‍​ ‌ ​‍ ‌‌‍​‌​ ‌ ‌‍​‍‌‍‌‍​‍ ‌​ ‌​​ ​ ‌‍​ ​ ​‌​‍ ‌​ ‍‌‌‍‌‌​ ​‍​ ‌ ​‍ ‌​ ​ ​ ‌‌​ ‍‌​ ‌‍‌‍​‍‌‍‌‌‌‍‌‍​ ‍‌‌‍‌​​ ​ ​ ​​​ ​ ​‍‌‍‌ ‌​‌ ‍‌‌ ​​‌‍‌‌​ ‌‌ ​​‌‍​‌‌‍‌ ‌‍‌‌​‍‌‍‌ ​​‌‍​‌‌ ‌​‌‍‍​​ ‌‌ ​​‌‍​‌‌‍‌ ‌‍‌‌‌​​‍‌ ‌‌‌‍‍‌‌‍ ​‌‍‌​‌‍‌‌‌ ​‍​‍‌‌​ ‌‌‌​​‍‌‌ ‌‍‍ ‌‍‌‌‌ ‍‌​‍‌‌​ ​ ‌​‌​​‍‌‌​ ​ ‌​‌​​‍‌‌​ ​‍​ ​‍​ ​​​ ‌‍​ ‌‌​ ‌‌‌‍‌​‌‍‌‌‌‍‌‍​ ​​​ ​​​ ‌‌​ ​‌‌‍‌‍​‍‌‌​ ​‍​ ​‍​‍‌‌​ ‌‌‌​‌​​‍ ‍‌ ​‌‌ ‌‌‌‍‌‌‌ ​ ‌ ‌​‌‍‍‌‌‍ ‌‍ ‍‌ ​ ​‍‌‌​ ‌‌‌​​‍‌‌ ‌‍‍ ‌‍‌‌‌ ‍‌​‍‌‌​ ​ ‌​‌​​‍‌‌​ ​ ‌​‌​​‍‌‌​ ​‍​ ​‍​ ​ ​ ​‌‌‍‌‍‌‍‌‍​ ‌​​ ‌ ‌‍​ ​ ​​​ ‌‍‌‍​ ‌‍​‍‌‍​ ​‍‌‌​ ​‍​ ​‍​‍‌‌​ ‌‌‌​‌​​‍ ‍‌ ​‌‌ ‌‌‌‍‌‌‌ ​ ‌ ‌​‌‍‍‌‌‍ ‌‍ ‍​‍‌‍‌ ​​‌‍‌‌‌ ​‍‌ ​ ‌ ​​‌‍‌‌‌‍​ ‌ ‌​‌‍‍‌‌ ‌‍‌‍‌‌​ ‌‌ ​​‌ ‌‌‌‍​‍‌‍ ​‌‍‍‌‌ ​ ‌‍‍​‌‍‌‌‌‍‌​​‍​‍‌ ‌
Er hægt að fylgjast með forseta Íslands á samfélagsmiðlum?​​​​‌ ‍ ​‍​‍‌‍ ‌ ​‍‌‍‍‌‌‍‌ ‌‍‍‌‌‍ ‍​‍​‍​ ‍‍​‍​‍‌ ​ ‌‍​‌‌‍ ‍‌‍‍‌‌ ‌​‌ ‍‌​‍ ‍‌‍‍‌‌‍ ​‍​‍​‍ ​​‍​‍‌‍‍​‌ ​‍‌‍‌‌‌‍‌‍​‍​‍​ ‍‍​‍​‍‌‍‍​‌ ‌​‌ ‌​‌ ​​‌ ​ ​‍ ​‍ ‌‍‌‍‌‍ ‌ ​‍‌ ​ ‌‍‌‌‌ ‌​‌‍‍‌​‍ ‌‌‍‍‌‌ ​ ‌‍ ​‌‍​‌‌‍ ‍‌‍‌​‌ ​ ​‍ ‍‌ ‌‍‌‍‌‌‌ ​‍‌‍​ ‌‍‌‌‌‍ ​​‍ ‍‌‍​‌‌ ​​‌ ​​​‍ ‌ ​ ‌ ‌​‌ ‌‌‌‍‌​‌‍‍‌‌‍ ​‍ ‌‍‍‌‌‍ ‍‌ ‌​‌‍‌‌‌‍ ‍‌ ‌​​‍ ‌‍‌‌‌‍‌​‌‍‍‌‌ ‌​​‍ ‌‍ ‌‌‍ ‌‍‌​‌‍‌‌​ ‌‌ ​​‌ ​‍‌‍‌‌‌ ​ ‌‍‌‌‌‍ ‍‌ ‌​‌‍​‌‌ ‌​‌‍‍‌‌‍ ‌‍ ‍​ ‍ ‌‍‍‌‌‍‌​​ ‌‌‍​‍​ ​​‌‍‌‌​ ​‍‌‍​‌​ ‌​‌‍​‍​ ‌ ​‍ ‌‌‍​‌​ ‌ ‌‍​‍‌‍‌‍​‍ ‌​ ‌​​ ​ ‌‍​ ​ ​‌​‍ ‌​ ‍‌‌‍‌‌​ ​‍​ ‌ ​‍ ‌​ ​ ​ ‌‌​ ‍‌​ ‌‍‌‍​‍‌‍‌‌‌‍‌‍​ ‍‌‌‍‌​​ ​ ​ ​​​ ​ ​ ‍ ‌ ‌​‌ ‍‌‌ ​​‌‍‌‌​ ‌‌ ​​‌‍​‌‌‍‌ ‌‍‌‌​ ‍ ‌ ​​‌‍​‌‌ ‌​‌‍‍​​ ‌‌ ​​‌‍​‌‌‍‌ ‌‍‌‌‌​​‍‌ ‌‌‌‍‍‌‌‍ ​‌‍‌​‌‍‌‌‌ ​‍​‍‌‌​ ‌‌‌​​‍‌‌ ‌‍‍ ‌‍‌‌‌ ‍‌​‍‌‌​ ​ ‌​‌​​‍‌‌​ ​ ‌​‌​​‍‌‌​ ​‍​ ​‍​ ​​​ ‌‍​ ‌‌​ ‌‌‌‍‌​‌‍‌‌‌‍‌‍​ ​​​ ​​​ ‌‌​ ​‌‌‍‌‍​‍‌‌​ ​‍​ ​‍​‍‌‌​ ‌‌‌​‌​​‍ ‍‌ ​‌‌ ‌‌‌‍‌‌‌ ​ ‌ ‌​‌‍‍‌‌‍ ‌‍ ‍‌ ​ ​‍‌‌​ ‌‌‌​​‍‌‌ ‌‍‍ ‌‍‌‌‌ ‍‌​‍‌‌​ ​ ‌​‌​​‍‌‌​ ​ ‌​‌​​‍‌‌​ ​‍​ ​‍‌‍‌​​ ​‌​ ​‍​ ​‍‌‍​ ‌‍‌‍‌‍‌‍‌‍​‌‌‍‌​‌‍​ ​ ​ ‌‍​ ​‍‌‌​ ​‍​ ​‍​‍‌‌​ ‌‌‌​‌​​‍ ‍‌ ​‌‌ ‌‌‌‍‌‌‌ ​ ‌ ‌​‌‍‍‌‌‍ ‌‍ ‍​ ‌‍​‍‌‍​‌‌ ​ ‌‍‌‌‌‌‌‌‌ ​‍‌‍ ​​ ‌‌‍‍​‌ ‌​‌ ‌​‌ ​​‌ ​ ​‍‌‌​ ​‍‌​‌‍​‍‌‌​ ​‍‌​‌‍‌‍‌‍‌‍ ‌ ​‍‌ ​ ‌‍‌‌‌ ‌​‌‍‍‌​‍ ‌‌‍‍‌‌ ​ ‌‍ ​‌‍​‌‌‍ ‍‌‍‌​‌ ​ ​‍ ‍‌ ‌‍‌‍‌‌‌ ​‍‌‍​ ‌‍‌‌‌‍ ​​‍ ‍‌‍​‌‌ ​​‌ ​​​‍‌‌​ ​‍‌​‌‍‌ ​ ‌ ‌​‌ ‌‌‌‍‌​‌‍‍‌‌‍ ​‍‌‍‌‍‍‌‌‍‌​​ ‌‌‍​‍​ ​​‌‍‌‌​ ​‍‌‍​‌​ ‌​‌‍​‍​ ‌ ​‍ ‌‌‍​‌​ ‌ ‌‍​‍‌‍‌‍​‍ ‌​ ‌​​ ​ ‌‍​ ​ ​‌​‍ ‌​ ‍‌‌‍‌‌​ ​‍​ ‌ ​‍ ‌​ ​ ​ ‌‌​ ‍‌​ ‌‍‌‍​‍‌‍‌‌‌‍‌‍​ ‍‌‌‍‌​​ ​ ​ ​​​ ​ ​‍‌‍‌ ‌​‌ ‍‌‌ ​​‌‍‌‌​ ‌‌ ​​‌‍​‌‌‍‌ ‌‍‌‌​‍‌‍‌ ​​‌‍​‌‌ ‌​‌‍‍​​ ‌‌ ​​‌‍​‌‌‍‌ ‌‍‌‌‌​​‍‌ ‌‌‌‍‍‌‌‍ ​‌‍‌​‌‍‌‌‌ ​‍​‍‌‌​ ‌‌‌​​‍‌‌ ‌‍‍ ‌‍‌‌‌ ‍‌​‍‌‌​ ​ ‌​‌​​‍‌‌​ ​ ‌​‌​​‍‌‌​ ​‍​ ​‍​ ​​​ ‌‍​ ‌‌​ ‌‌‌‍‌​‌‍‌‌‌‍‌‍​ ​​​ ​​​ ‌‌​ ​‌‌‍‌‍​‍‌‌​ ​‍​ ​‍​‍‌‌​ ‌‌‌​‌​​‍ ‍‌ ​‌‌ ‌‌‌‍‌‌‌ ​ ‌ ‌​‌‍‍‌‌‍ ‌‍ ‍‌ ​ ​‍‌‌​ ‌‌‌​​‍‌‌ ‌‍‍ ‌‍‌‌‌ ‍‌​‍‌‌​ ​ ‌​‌​​‍‌‌​ ​ ‌​‌​​‍‌‌​ ​‍​ ​‍‌‍‌​​ ​‌​ ​‍​ ​‍‌‍​ ‌‍‌‍‌‍‌‍‌‍​‌‌‍‌​‌‍​ ​ ​ ‌‍​ ​‍‌‌​ ​‍​ ​‍​‍‌‌​ ‌‌‌​‌​​‍ ‍‌ ​‌‌ ‌‌‌‍‌‌‌ ​ ‌ ‌​‌‍‍‌‌‍ ‌‍ ‍​‍‌‍‌ ​​‌‍‌‌‌ ​‍‌ ​ ‌ ​​‌‍‌‌‌‍​ ‌ ‌​‌‍‍‌‌ ‌‍‌‍‌‌​ ‌‌ ​​‌ ‌‌‌‍​‍‌‍ ​‌‍‍‌‌ ​ ‌‍‍​‌‍‌‌‌‍‌​​‍​‍‌ ‌
Hvaða verkefnum sinnir forseti Íslands?​​​​‌ ‍ ​‍​‍‌‍ ‌ ​‍‌‍‍‌‌‍‌ ‌‍‍‌‌‍ ‍​‍​‍​ ‍‍​‍​‍‌ ​ ‌‍​‌‌‍ ‍‌‍‍‌‌ ‌​‌ ‍‌​‍ ‍‌‍‍‌‌‍ ​‍​‍​‍ ​​‍​‍‌‍‍​‌ ​‍‌‍‌‌‌‍‌‍​‍​‍​ ‍‍​‍​‍‌‍‍​‌ ‌​‌ ‌​‌ ​​‌ ​ ​‍ ​‍ ‌‍‌‍‌‍ ‌ ​‍‌ ​ ‌‍‌‌‌ ‌​‌‍‍‌​‍ ‌‌‍‍‌‌ ​ ‌‍ ​‌‍​‌‌‍ ‍‌‍‌​‌ ​ ​‍ ‍‌ ‌‍‌‍‌‌‌ ​‍‌‍​ ‌‍‌‌‌‍ ​​‍ ‍‌‍​‌‌ ​​‌ ​​​‍ ‌ ​ ‌ ‌​‌ ‌‌‌‍‌​‌‍‍‌‌‍ ​‍ ‌‍‍‌‌‍ ‍‌ ‌​‌‍‌‌‌‍ ‍‌ ‌​​‍ ‌‍‌‌‌‍‌​‌‍‍‌‌ ‌​​‍ ‌‍ ‌‌‍ ‌‍‌​‌‍‌‌​ ‌‌ ​​‌ ​‍‌‍‌‌‌ ​ ‌‍‌‌‌‍ ‍‌ ‌​‌‍​‌‌ ‌​‌‍‍‌‌‍ ‌‍ ‍​ ‍ ‌‍‍‌‌‍‌​​ ‌‌‍​‍​ ​​‌‍‌‌​ ​‍‌‍​‌​ ‌​‌‍​‍​ ‌ ​‍ ‌‌‍​‌​ ‌ ‌‍​‍‌‍‌‍​‍ ‌​ ‌​​ ​ ‌‍​ ​ ​‌​‍ ‌​ ‍‌‌‍‌‌​ ​‍​ ‌ ​‍ ‌​ ​ ​ ‌‌​ ‍‌​ ‌‍‌‍​‍‌‍‌‌‌‍‌‍​ ‍‌‌‍‌​​ ​ ​ ​​​ ​ ​ ‍ ‌ ‌​‌ ‍‌‌ ​​‌‍‌‌​ ‌‌ ​​‌‍​‌‌‍‌ ‌‍‌‌​ ‍ ‌ ​​‌‍​‌‌ ‌​‌‍‍​​ ‌‌ ​​‌‍​‌‌‍‌ ‌‍‌‌‌​​‍‌ ‌‌‌‍‍‌‌‍ ​‌‍‌​‌‍‌‌‌ ​‍​‍‌‌​ ‌‌‌​​‍‌‌ ‌‍‍ ‌‍‌‌‌ ‍‌​‍‌‌​ ​ ‌​‌​​‍‌‌​ ​ ‌​‌​​‍‌‌​ ​‍​ ​‍​ ​​​ ‌‍​ ‌‌​ ‌‌‌‍‌​‌‍‌‌‌‍‌‍​ ​​​ ​​​ ‌‌​ ​‌‌‍‌‍​‍‌‌​ ​‍​ ​‍​‍‌‌​ ‌‌‌​‌​​‍ ‍‌ ​‌‌ ‌‌‌‍‌‌‌ ​ ‌ ‌​‌‍‍‌‌‍ ‌‍ ‍‌ ​ ​‍‌‌​ ‌‌‌​​‍‌‌ ‌‍‍ ‌‍‌‌‌ ‍‌​‍‌‌​ ​ ‌​‌​​‍‌‌​ ​ ‌​‌​​‍‌‌​ ​‍​ ​‍​ ‍​​ ​‍‌‍‌​​ ‌‌​ ​‍​ ​‍​ ‍​​ ‌​​ ‌‌‌‍​‍​ ‍​‌‍‌​​ ‌ ​ ​ ​ ‌‌​ ​‍​ ‍​‌‍​‌‌‍‌‌‌‍​‍‌‍​‍‌‍​ ​ ​‍​ ‍​​ ‌​​ ​‍‌‍​‍​ ‌ ‌‍​‍‌‍​‌​ ‌‍​ ‌ ​‍‌‌​ ​‍​ ​‍​‍‌‌​ ‌‌‌​‌​​‍ ‍‌ ​‌‌ ‌‌‌‍‌‌‌ ​ ‌ ‌​‌‍‍‌‌‍ ‌‍ ‍​ ‌‍​‍‌‍​‌‌ ​ ‌‍‌‌‌‌‌‌‌ ​‍‌‍ ​​ ‌‌‍‍​‌ ‌​‌ ‌​‌ ​​‌ ​ ​‍‌‌​ ​‍‌​‌‍​‍‌‌​ ​‍‌​‌‍‌‍‌‍‌‍ ‌ ​‍‌ ​ ‌‍‌‌‌ ‌​‌‍‍‌​‍ ‌‌‍‍‌‌ ​ ‌‍ ​‌‍​‌‌‍ ‍‌‍‌​‌ ​ ​‍ ‍‌ ‌‍‌‍‌‌‌ ​‍‌‍​ ‌‍‌‌‌‍ ​​‍ ‍‌‍​‌‌ ​​‌ ​​​‍‌‌​ ​‍‌​‌‍‌ ​ ‌ ‌​‌ ‌‌‌‍‌​‌‍‍‌‌‍ ​‍‌‍‌‍‍‌‌‍‌​​ ‌‌‍​‍​ ​​‌‍‌‌​ ​‍‌‍​‌​ ‌​‌‍​‍​ ‌ ​‍ ‌‌‍​‌​ ‌ ‌‍​‍‌‍‌‍​‍ ‌​ ‌​​ ​ ‌‍​ ​ ​‌​‍ ‌​ ‍‌‌‍‌‌​ ​‍​ ‌ ​‍ ‌​ ​ ​ ‌‌​ ‍‌​ ‌‍‌‍​‍‌‍‌‌‌‍‌‍​ ‍‌‌‍‌​​ ​ ​ ​​​ ​ ​‍‌‍‌ ‌​‌ ‍‌‌ ​​‌‍‌‌​ ‌‌ ​​‌‍​‌‌‍‌ ‌‍‌‌​‍‌‍‌ ​​‌‍​‌‌ ‌​‌‍‍​​ ‌‌ ​​‌‍​‌‌‍‌ ‌‍‌‌‌​​‍‌ ‌‌‌‍‍‌‌‍ ​‌‍‌​‌‍‌‌‌ ​‍​‍‌‌​ ‌‌‌​​‍‌‌ ‌‍‍ ‌‍‌‌‌ ‍‌​‍‌‌​ ​ ‌​‌​​‍‌‌​ ​ ‌​‌​​‍‌‌​ ​‍​ ​‍​ ​​​ ‌‍​ ‌‌​ ‌‌‌‍‌​‌‍‌‌‌‍‌‍​ ​​​ ​​​ ‌‌​ ​‌‌‍‌‍​‍‌‌​ ​‍​ ​‍​‍‌‌​ ‌‌‌​‌​​‍ ‍‌ ​‌‌ ‌‌‌‍‌‌‌ ​ ‌ ‌​‌‍‍‌‌‍ ‌‍ ‍‌ ​ ​‍‌‌​ ‌‌‌​​‍‌‌ ‌‍‍ ‌‍‌‌‌ ‍‌​‍‌‌​ ​ ‌​‌​​‍‌‌​ ​ ‌​‌​​‍‌‌​ ​‍​ ​‍​ ‍​​ ​‍‌‍‌​​ ‌‌​ ​‍​ ​‍​ ‍​​ ‌​​ ‌‌‌‍​‍​ ‍​‌‍‌​​ ‌ ​ ​ ​ ‌‌​ ​‍​ ‍​‌‍​‌‌‍‌‌‌‍​‍‌‍​‍‌‍​ ​ ​‍​ ‍​​ ‌​​ ​‍‌‍​‍​ ‌ ‌‍​‍‌‍​‌​ ‌‍​ ‌ ​‍‌‌​ ​‍​ ​‍​‍‌‌​ ‌‌‌​‌​​‍ ‍‌ ​‌‌ ‌‌‌‍‌‌‌ ​ ‌ ‌​‌‍‍‌‌‍ ‌‍ ‍​‍‌‍‌ ​​‌‍‌‌‌ ​‍‌ ​ ‌ ​​‌‍‌‌‌‍​ ‌ ‌​‌‍‍‌‌ ‌‍‌‍‌‌​ ‌‌ ​​‌ ‌‌‌‍​‍‌‍ ​‌‍‍‌‌ ​ ‌‍‍​‌‍‌‌‌‍‌​​‍​‍‌ ‌
Hvar er skrifstofa forsetaembættisins?​​​​‌ ‍ ​‍​‍‌‍ ‌ ​‍‌‍‍‌‌‍‌ ‌‍‍‌‌‍ ‍​‍​‍​ ‍‍​‍​‍‌ ​ ‌‍​‌‌‍ ‍‌‍‍‌‌ ‌​‌ ‍‌​‍ ‍‌‍‍‌‌‍ ​‍​‍​‍ ​​‍​‍‌‍‍​‌ ​‍‌‍‌‌‌‍‌‍​‍​‍​ ‍‍​‍​‍‌‍‍​‌ ‌​‌ ‌​‌ ​​‌ ​ ​‍ ​‍ ‌‍‌‍‌‍ ‌ ​‍‌ ​ ‌‍‌‌‌ ‌​‌‍‍‌​‍ ‌‌‍‍‌‌ ​ ‌‍ ​‌‍​‌‌‍ ‍‌‍‌​‌ ​ ​‍ ‍‌ ‌‍‌‍‌‌‌ ​‍‌‍​ ‌‍‌‌‌‍ ​​‍ ‍‌‍​‌‌ ​​‌ ​​​‍ ‌ ​ ‌ ‌​‌ ‌‌‌‍‌​‌‍‍‌‌‍ ​‍ ‌‍‍‌‌‍ ‍‌ ‌​‌‍‌‌‌‍ ‍‌ ‌​​‍ ‌‍‌‌‌‍‌​‌‍‍‌‌ ‌​​‍ ‌‍ ‌‌‍ ‌‍‌​‌‍‌‌​ ‌‌ ​​‌ ​‍‌‍‌‌‌ ​ ‌‍‌‌‌‍ ‍‌ ‌​‌‍​‌‌ ‌​‌‍‍‌‌‍ ‌‍ ‍​ ‍ ‌‍‍‌‌‍‌​​ ‌‌‍​‍​ ​​‌‍‌‌​ ​‍‌‍​‌​ ‌​‌‍​‍​ ‌ ​‍ ‌‌‍​‌​ ‌ ‌‍​‍‌‍‌‍​‍ ‌​ ‌​​ ​ ‌‍​ ​ ​‌​‍ ‌​ ‍‌‌‍‌‌​ ​‍​ ‌ ​‍ ‌​ ​ ​ ‌‌​ ‍‌​ ‌‍‌‍​‍‌‍‌‌‌‍‌‍​ ‍‌‌‍‌​​ ​ ​ ​​​ ​ ​ ‍ ‌ ‌​‌ ‍‌‌ ​​‌‍‌‌​ ‌‌ ​​‌‍​‌‌‍‌ ‌‍‌‌​ ‍ ‌ ​​‌‍​‌‌ ‌​‌‍‍​​ ‌‌ ​​‌‍​‌‌‍‌ ‌‍‌‌‌​​‍‌ ‌‌‌‍‍‌‌‍ ​‌‍‌​‌‍‌‌‌ ​‍​‍‌‌​ ‌‌‌​​‍‌‌ ‌‍‍ ‌‍‌‌‌ ‍‌​‍‌‌​ ​ ‌​‌​​‍‌‌​ ​ ‌​‌​​‍‌‌​ ​‍​ ​‍​ ​​​ ‌‍​ ‌‌​ ‌‌‌‍‌​‌‍‌‌‌‍‌‍​ ​​​ ​​​ ‌‌​ ​‌‌‍‌‍​‍‌‌​ ​‍​ ​‍​‍‌‌​ ‌‌‌​‌​​‍ ‍‌ ​‌‌ ‌‌‌‍‌‌‌ ​ ‌ ‌​‌‍‍‌‌‍ ‌‍ ‍‌ ​ ​‍‌‌​ ‌‌‌​​‍‌‌ ‌‍‍ ‌‍‌‌‌ ‍‌​‍‌‌​ ​ ‌​‌​​‍‌‌​ ​ ‌​‌​​‍‌‌​ ​‍​ ​‍​ ​‌​ ​ ​ ​​​ ​‍‌‍‌​​ ​ ‌‍​‍​ ​‍​ ‍‌‌‍‌‌​ ​​‌‍​‍​ ‌ ‌‍‌‍​ ​‍​ ​‌​ ‍‌‌‍‌‍​ ​‍​ ​‍​ ‌ ​ ​​​ ​ ​ ‌ ‌‍‌​​ ‌​‌‍‌​‌‍‌​​ ​​‌‍​‍​ ‌‌‌‍​‍​‍‌‌​ ​‍​ ​‍​‍‌‌​ ‌‌‌​‌​​‍ ‍‌ ​‌‌ ‌‌‌‍‌‌‌ ​ ‌ ‌​‌‍‍‌‌‍ ‌‍ ‍​ ‌‍​‍‌‍​‌‌ ​ ‌‍‌‌‌‌‌‌‌ ​‍‌‍ ​​ ‌‌‍‍​‌ ‌​‌ ‌​‌ ​​‌ ​ ​‍‌‌​ ​‍‌​‌‍​‍‌‌​ ​‍‌​‌‍‌‍‌‍‌‍ ‌ ​‍‌ ​ ‌‍‌‌‌ ‌​‌‍‍‌​‍ ‌‌‍‍‌‌ ​ ‌‍ ​‌‍​‌‌‍ ‍‌‍‌​‌ ​ ​‍ ‍‌ ‌‍‌‍‌‌‌ ​‍‌‍​ ‌‍‌‌‌‍ ​​‍ ‍‌‍​‌‌ ​​‌ ​​​‍‌‌​ ​‍‌​‌‍‌ ​ ‌ ‌​‌ ‌‌‌‍‌​‌‍‍‌‌‍ ​‍‌‍‌‍‍‌‌‍‌​​ ‌‌‍​‍​ ​​‌‍‌‌​ ​‍‌‍​‌​ ‌​‌‍​‍​ ‌ ​‍ ‌‌‍​‌​ ‌ ‌‍​‍‌‍‌‍​‍ ‌​ ‌​​ ​ ‌‍​ ​ ​‌​‍ ‌​ ‍‌‌‍‌‌​ ​‍​ ‌ ​‍ ‌​ ​ ​ ‌‌​ ‍‌​ ‌‍‌‍​‍‌‍‌‌‌‍‌‍​ ‍‌‌‍‌​​ ​ ​ ​​​ ​ ​‍‌‍‌ ‌​‌ ‍‌‌ ​​‌‍‌‌​ ‌‌ ​​‌‍​‌‌‍‌ ‌‍‌‌​‍‌‍‌ ​​‌‍​‌‌ ‌​‌‍‍​​ ‌‌ ​​‌‍​‌‌‍‌ ‌‍‌‌‌​​‍‌ ‌‌‌‍‍‌‌‍ ​‌‍‌​‌‍‌‌‌ ​‍​‍‌‌​ ‌‌‌​​‍‌‌ ‌‍‍ ‌‍‌‌‌ ‍‌​‍‌‌​ ​ ‌​‌​​‍‌‌​ ​ ‌​‌​​‍‌‌​ ​‍​ ​‍​ ​​​ ‌‍​ ‌‌​ ‌‌‌‍‌​‌‍‌‌‌‍‌‍​ ​​​ ​​​ ‌‌​ ​‌‌‍‌‍​‍‌‌​ ​‍​ ​‍​‍‌‌​ ‌‌‌​‌​​‍ ‍‌ ​‌‌ ‌‌‌‍‌‌‌ ​ ‌ ‌​‌‍‍‌‌‍ ‌‍ ‍‌ ​ ​‍‌‌​ ‌‌‌​​‍‌‌ ‌‍‍ ‌‍‌‌‌ ‍‌​‍‌‌​ ​ ‌​‌​​‍‌‌​ ​ ‌​‌​​‍‌‌​ ​‍​ ​‍​ ​‌​ ​ ​ ​​​ ​‍‌‍‌​​ ​ ‌‍​‍​ ​‍​ ‍‌‌‍‌‌​ ​​‌‍​‍​ ‌ ‌‍‌‍​ ​‍​ ​‌​ ‍‌‌‍‌‍​ ​‍​ ​‍​ ‌ ​ ​​​ ​ ​ ‌ ‌‍‌​​ ‌​‌‍‌​‌‍‌​​ ​​‌‍​‍​ ‌‌‌‍​‍​‍‌‌​ ​‍​ ​‍​‍‌‌​ ‌‌‌​‌​​‍ ‍‌ ​‌‌ ‌‌‌‍‌‌‌ ​ ‌ ‌​‌‍‍‌‌‍ ‌‍ ‍​‍‌‍‌ ​​‌‍‌‌‌ ​‍‌ ​ ‌ ​​‌‍‌‌‌‍​ ‌ ‌​‌‍‍‌‌ ‌‍‌‍‌‌​ ‌‌ ​​‌ ‌‌‌‍​‍‌‍ ​‌‍‍‌‌ ​ ‌‍‍​‌‍‌‌‌‍‌​​‍​‍‌ ‌